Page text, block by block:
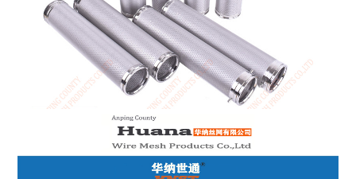
North & South America
USA / English
Canada / English